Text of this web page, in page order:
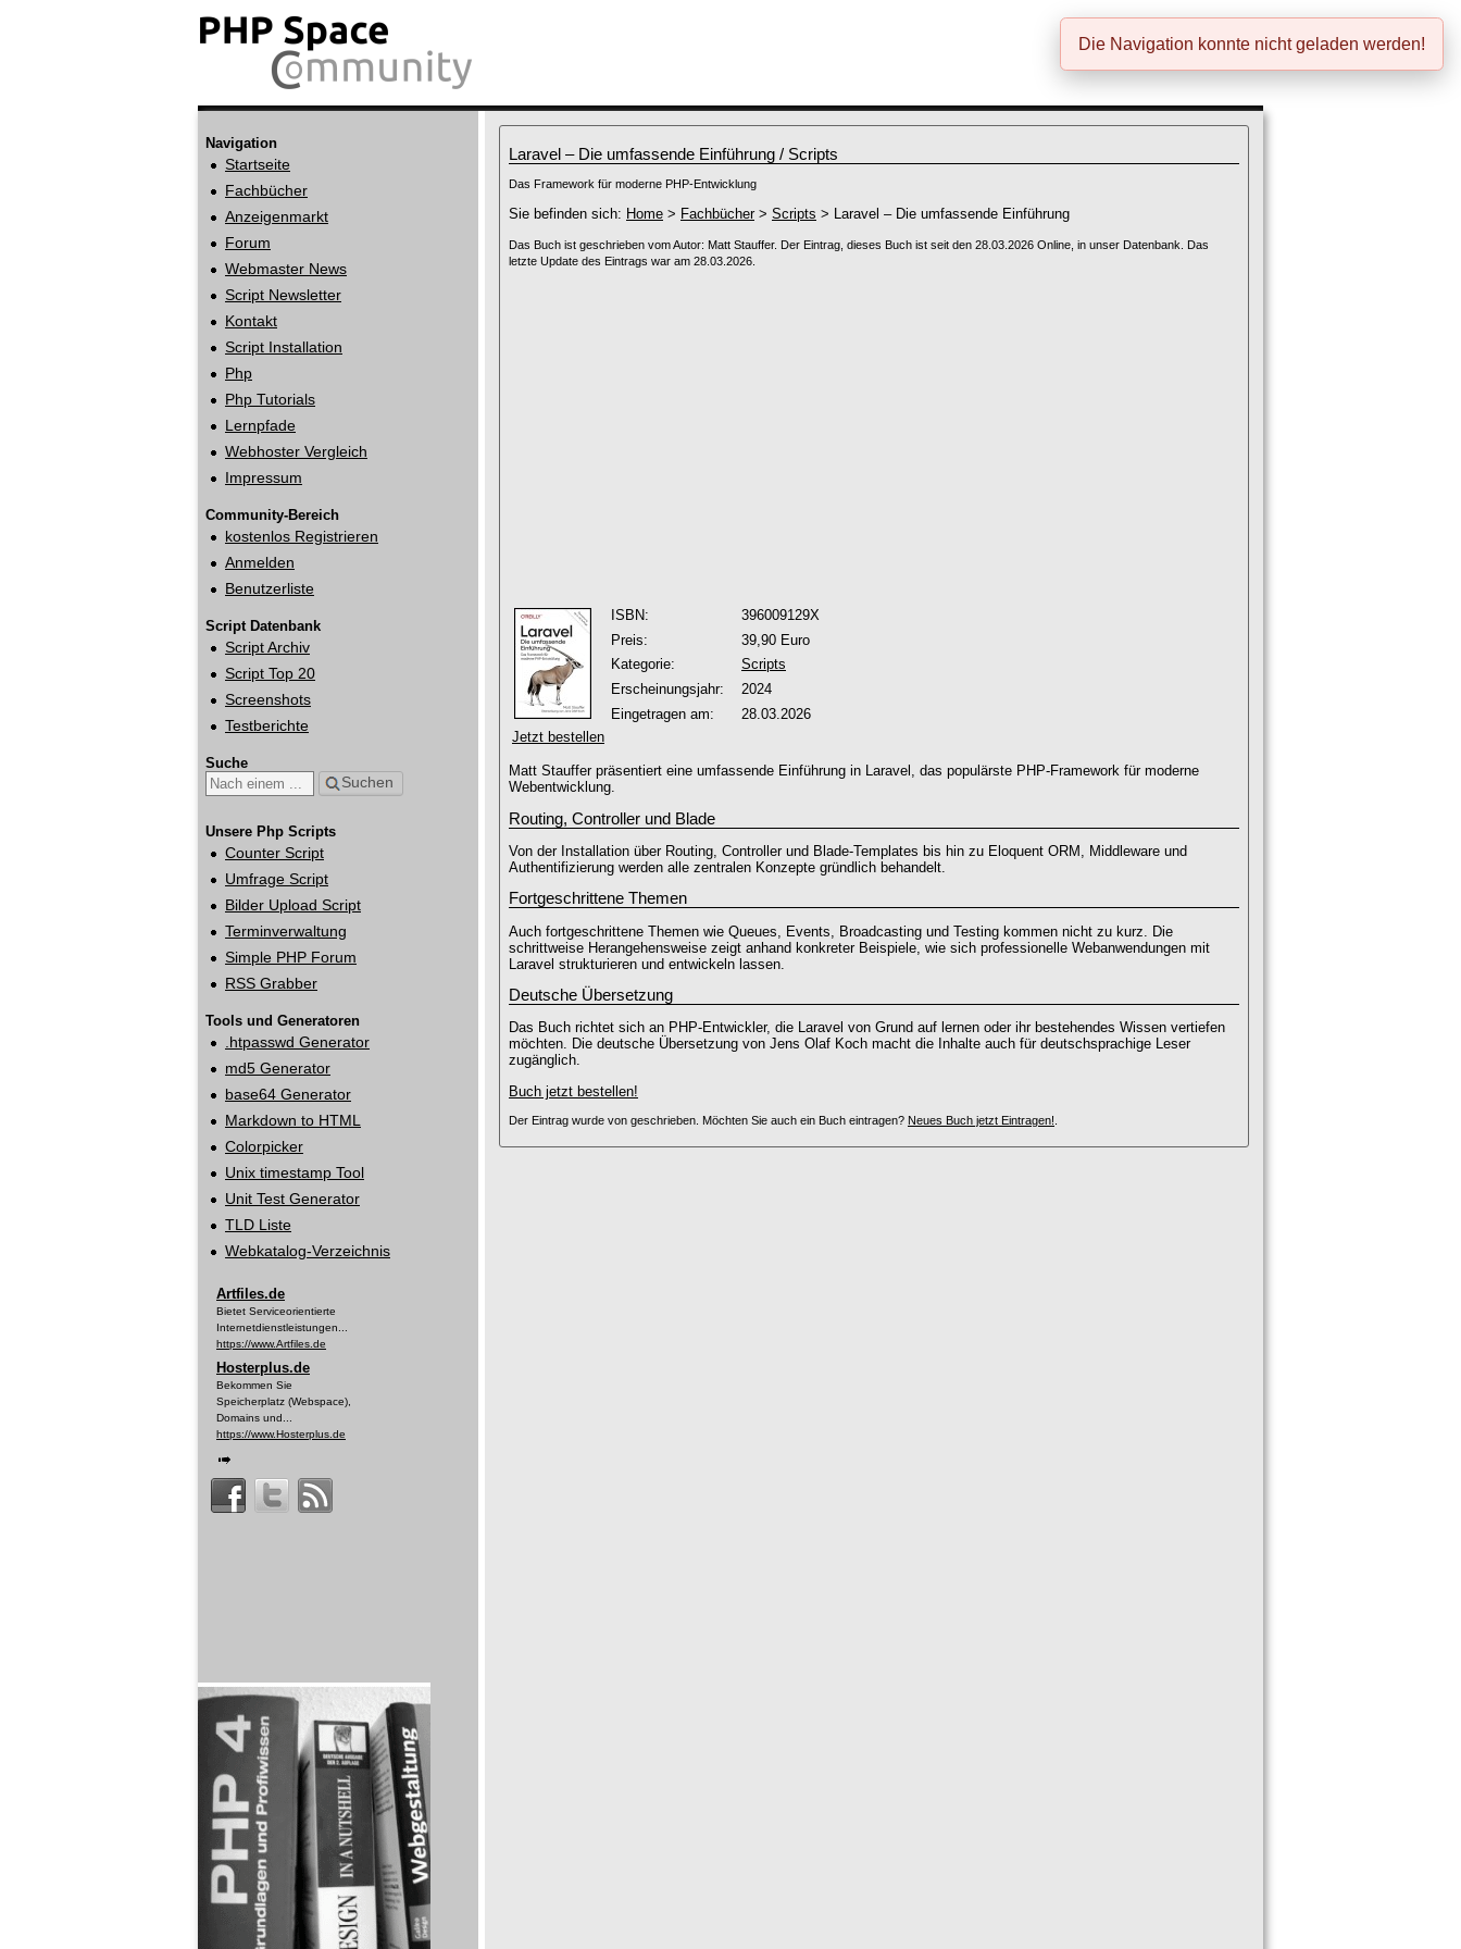
Navigation
Startseite
Fachbücher
Anzeigenmarkt
Forum
Webmaster News
Script Newsletter
Kontakt
Script Installation
Php
Php Tutorials
Lernpfade
Webhoster Vergleich
Impressum
Community-Bereich
kostenlos Registrieren
Anmelden
Benutzerliste
Script Datenbank
Script Archiv
Script Top 20
Screenshots
Testberichte
Suche
Suchen
Unsere Php Scripts
Counter Script
Umfrage Script
Bilder Upload Script
Terminverwaltung
Simple PHP Forum
RSS Grabber
Tools und Generatoren
.htpasswd Generator
md5 Generator
base64 Generator
Markdown to HTML
Colorpicker
Unix timestamp Tool
Unit Test Generator
TLD Liste
Webkatalog‑Verzeichnis
Artfiles.de
Bietet Serviceorientierte
Internetdienstleistungen...
https://www.Artfiles.de
Hosterplus.de
Bekommen Sie
Speicherplatz (Webspace),
Domains und...
https://www.Hosterplus.de
Laravel – Die umfassende Einführung / Scripts
Das Framework für moderne PHP-Entwicklung
Sie befinden sich: Home > Fachbücher> Scripts > Laravel – Die umfassende Einführung
Das Buch ist geschrieben vom Autor: Matt Stauffer. Der Eintrag, dieses Buch ist seit den 28.03.2026 Online, in unser Datenbank. Das
letzte Update des Eintrags war am 28.03.2026.
ISBN:
396009129X
Preis:
39,90 Euro
Kategorie:
Scripts
Erscheinungsjahr:
2024
Eingetragen am:
28.03.2026
Jetzt bestellen
Matt Stauffer präsentiert eine umfassende Einführung in Laravel, das populärste PHP-Framework für moderne
Webentwicklung.
Routing, Controller und Blade
Von der Installation über Routing, Controller und Blade-Templates bis hin zu Eloquent ORM, Middleware und
Authentifizierung werden alle zentralen Konzepte gründlich behandelt.
Fortgeschrittene Themen
Auch fortgeschrittene Themen wie Queues, Events, Broadcasting und Testing kommen nicht zu kurz. Die
schrittweise Herangehensweise zeigt anhand konkreter Beispiele, wie sich professionelle Webanwendungen mit
Laravel strukturieren und entwickeln lassen.
Deutsche Übersetzung
Das Buch richtet sich an PHP-Entwickler, die Laravel von Grund auf lernen oder ihr bestehendes Wissen vertiefen
möchten. Die deutsche Übersetzung von Jens Olaf Koch macht die Inhalte auch für deutschsprachige Leser
zugänglich.
Buch jetzt bestellen!
Der Eintrag wurde von geschrieben. Möchten Sie auch ein Buch eintragen? Neues Buch jetzt Eintragen!
Die Navigation konnte nicht geladen werden!